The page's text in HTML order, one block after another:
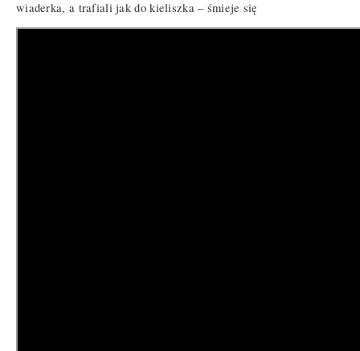
wiaderka, a trafiali jak do kieliszka – śmieje się